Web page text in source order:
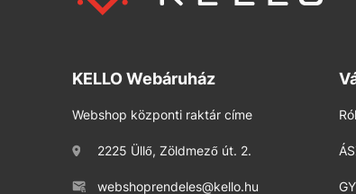
KELLO Webáruház
Webshop központi raktár címe
2225 Üllő, Zöldmező út. 2.
webshoprendeles@kello.hu